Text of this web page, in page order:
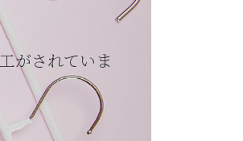
がされていま